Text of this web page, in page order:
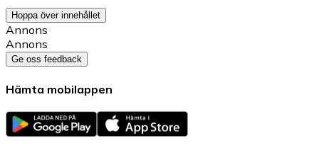
Hoppa över innehållet
Annons
Annons
Ge oss feedback
Hämta mobilappen